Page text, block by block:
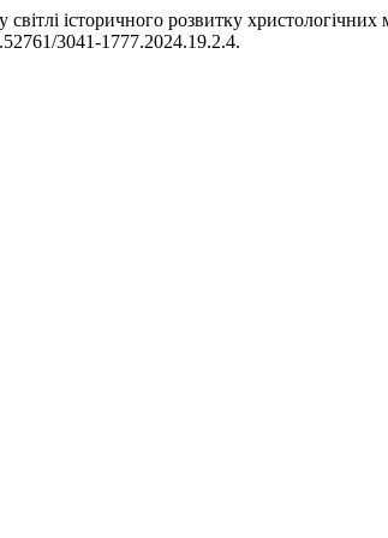
історичного розвитку
3041-1777.2024.19.2.4.